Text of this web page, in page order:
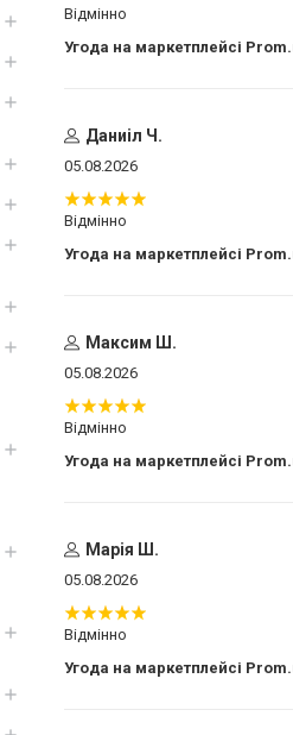
Відмінно
Угода на маркетплейсі
Даниіл Ч.
05.08.2026
Відмінно
Угода на маркетплейсі
Максим Ш.
05.08.2026
Відмінно
Угода на маркетплейсі
Марія Ш.
05.08.2026
Відмінно
Угода на маркетплейсі